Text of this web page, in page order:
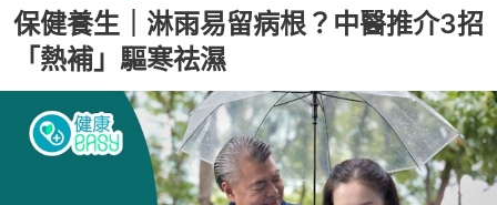
保健養生｜淋雨易留病根？中醫推介3招
「熱補」驅寒祛濕